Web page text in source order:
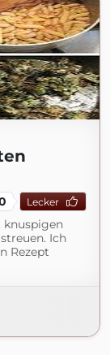
Lecker
knuspigen
Ich
Rezept